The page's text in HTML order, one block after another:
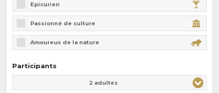
Epicurien
Passionné de culture
Amoureux de la nature
Participants
2 adultes